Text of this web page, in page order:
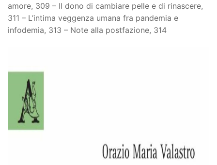
amore, 309 – Il dono di cambiare pelle e di rinascere,
311 – L’intima veggenza umana fra pandemia e
infodemia, 313 – Note alla postfazione, 314